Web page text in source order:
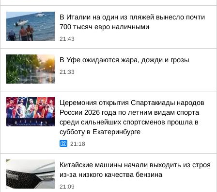
В Италии на один из пляжей вынесло почти
700 тысяч евро наличными
21:43
В Уфе ожидаются жара, дожди и грозы
21:33
Церемония открытия Спартакиады народов
России 2026 года по летним видам спорта
среди сильнейших спортсменов прошла в
субботу в Екатеринбурге
21:18
Китайские машины начали выходить из строя
из-за низкого качества бензина
21:09